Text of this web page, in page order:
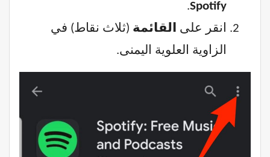
Spotify
.
انقر على القائمة (ثلاث نقاط) في
الزاوية العلوية اليمنى.